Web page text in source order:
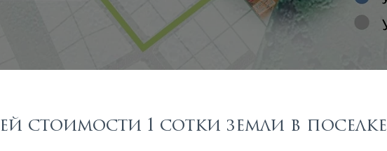
стоимости 1 сотки земли в поселке